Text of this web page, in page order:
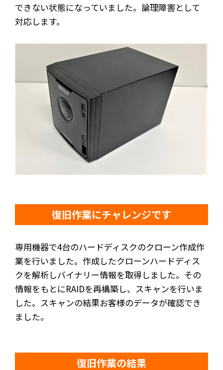
できない状態になっていました。論理障害として
対応します。
復旧作業にチャレンジです
専用機器で4台のハードディスクのクローン作成作
業を行いました。作成したクローンハードディス
クを解析しバイナリー情報を取得しました。その
情報をもとにRAIDを再構築し、スキャンを行いま
した。スキャンの結果お客様のデータが確認でき
ました。
復旧作業の結果